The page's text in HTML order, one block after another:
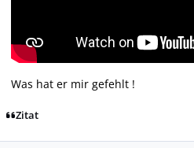
Was hat er mir gefehlt !
Zitat